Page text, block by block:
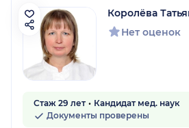
Королёва
Нет оценок
Стаж 29 лет
Кандидат мед. наук
Документы проверены